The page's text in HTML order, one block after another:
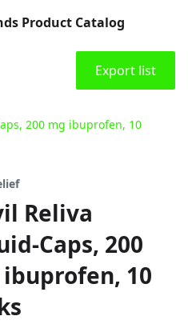
Product Catalog
Export list
200 mg ibuprofen, 10
Reliva
Caps, 200
10